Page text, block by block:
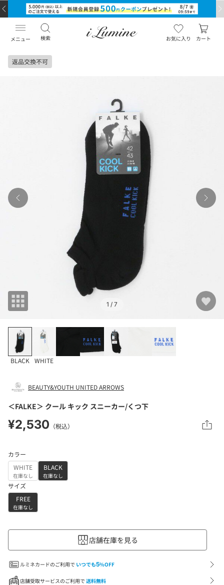
メニュー 検索 お気に入り カート
返品交換不可
1 / 7
BLACK WHITE
BEAUTY&YOUTH UNITED ARROWS
＜FALKE＞ クール キック スニーカー/くつ下
¥2,530 （税込）
カラー
WHITE
在庫なし
BLACK
在庫なし
サイズ
FREE
在庫なし
店舗在庫を見る
ルミネカードのご利用で いつでも5%OFF
店舗受取サービスのご利用で 送料無料